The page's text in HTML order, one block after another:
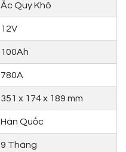
Ắc Quy Khô
12V
100Ah
780A
351 x 174 x 189 mm
Hàn Quốc
9 Tháng